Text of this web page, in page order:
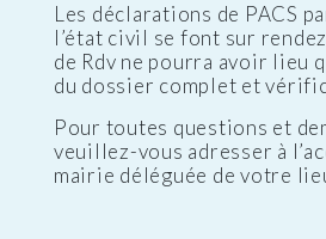
Les déclarations de PACS
l’état civil se font sur
de Rdv ne pourra avoir lieu
du dossier complet et
Pour toutes questions et
veuillez-vous adresser à
mairie déléguée de votre